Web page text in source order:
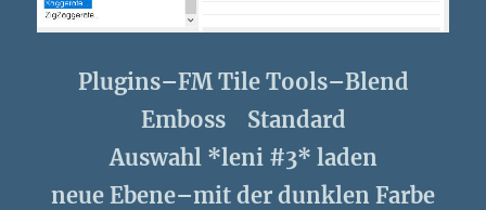
Plugins–FM Tile Tools–Blend
Emboss Standard
Auswahl *leni #3* laden
neue Ebene–mit der dunklen Farbe